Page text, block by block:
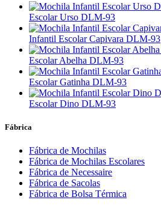
Escolar Urso DLM-93
Infantil Escolar Capivara DLM-93
Escolar Abelha DLM-93
Escolar Gatinha DLM-93
Escolar Dino DLM-93
Fábrica
Fábrica de Mochilas
Fábrica de Mochilas Escolares
Fábrica de Necessaire
Fábrica de Sacolas
Fábrica de Bolsa Térmica